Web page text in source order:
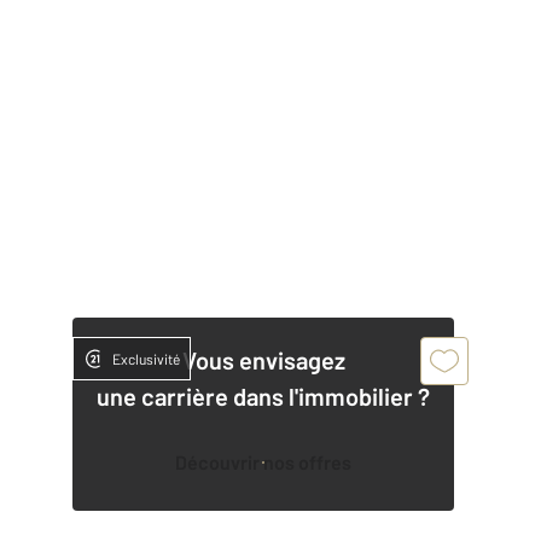
Vous envisagez
une carrière dans l'immobilier ?
Découvrir nos offres
Exclusivité